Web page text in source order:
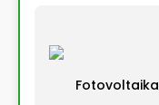
Fotovoltaika